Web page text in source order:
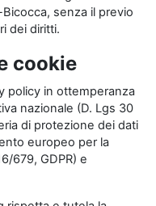
senza il previo
dei diritti.
cookie
policy in ottemperanza
nazionale (D. Lgs 30
di protezione dei dati
europeo per la
679, GDPR) e